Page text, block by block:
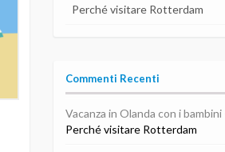
Perché visitare Rotterdam
Commenti Recenti
Vacanza in Olanda con i
Perché visitare Rotterdam